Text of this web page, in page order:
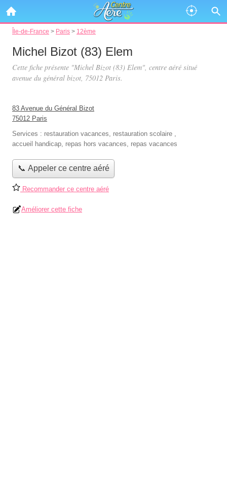
Île-de-France > Paris > 12ème
Michel Bizot (83) Elem
Cette fiche présente "Michel Bizot (83) Elem", centre aéré situé
avenue du général bizot, 75012 Paris.
83 Avenue du Général Bizot
75012 Paris
Services : restauration vacances, restauration scolaire ,
accueil handicap, repas hors vacances, repas vacances
📞 Appeler ce centre aéré
Recommander ce centre aéré
Améliorer cette fiche